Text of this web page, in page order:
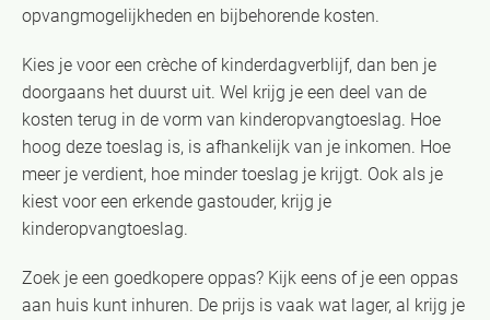
opvangmogelijkheden en bijbehorende kosten.
Kies je voor een crèche of kinderdagverblijf, dan ben je
doorgaans het duurst uit. Wel krijg je een deel van de
kosten terug in de vorm van kinderopvangtoeslag. Hoe
hoog deze toeslag is, is afhankelijk van je inkomen. Hoe
meer je verdient, hoe minder toeslag je krijgt. Ook als je
kiest voor een erkende gastouder, krijg je
kinderopvangtoeslag.
Zoek je een goedkopere oppas? Kijk eens of je een oppas
aan huis kunt inhuren. De prijs is vaak wat lager, al krijg je